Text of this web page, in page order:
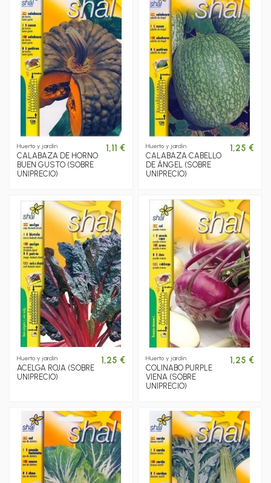
Huerto y jardín
CALABAZA DE HORNO
BUEN GUSTO (SOBRE
UNIPRECIO)
1,11 € Huerto y jardín
CALABAZA CABELLO
DE ÁNGEL (SOBRE
UNIPRECIO)
1,25 €
Huerto y jardín
ACELGA ROJA (SOBRE
UNIPRECIO)
1,25 € Huerto y jardín
COLINABO PURPLE
VIENA (SOBRE
UNIPRECIO)
1,25 €